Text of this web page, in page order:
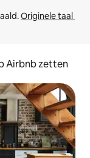
Originele taal
Airbnb zetten